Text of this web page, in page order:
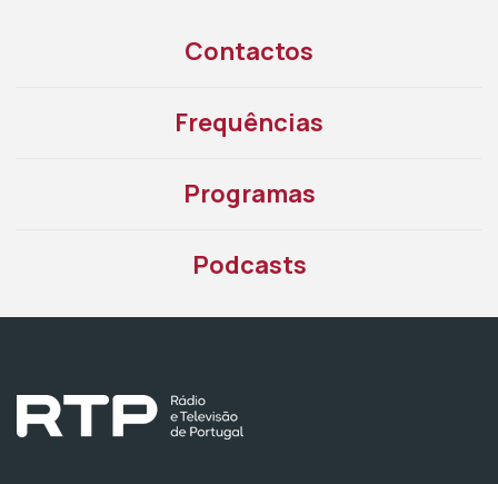
Contactos
Frequências
Programas
Podcasts